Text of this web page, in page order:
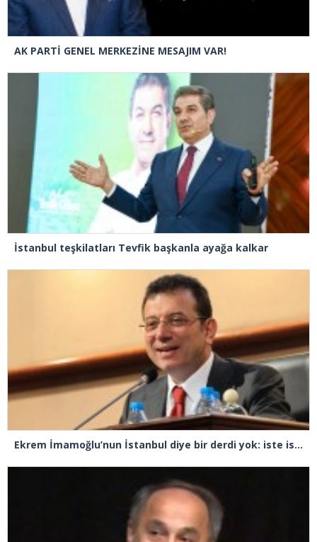
AK PARTİ GENEL MERKEZİNE MESAJIM VAR!
İstanbul teşkilatları Tevfik başkanla ayağa kalkar
Ekrem İmamoğlu’nun İstanbul diye bir derdi yok: iste ispatı!